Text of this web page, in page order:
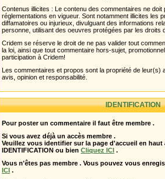
Contenus illicites : Le contenu des commentaires ne
réglementations en vigueur. Sont notamment illicites les
diffamatoires ou injurieux, divulguant des informations
personne, utilisant des oeuvres protégées par les droits
Cridem se réserve le droit de ne pas valider tout
la loi, ainsi que tout commentaire hors-sujet,
participation à Cridem!
Les commentaires et propos sont la propriété de leur(s)
avis, opinion et responsabilité.
IDENTIFICATION
Pour poster un commentaire il faut être membre .
Si vous avez déjà un accès membre .
Veuillez vous identifier sur la page d'accueil en haut
IDENTIFICATION ou bien Cliquez ICI .
Vous n'êtes pas membre . Vous pouvez vous
ICI .